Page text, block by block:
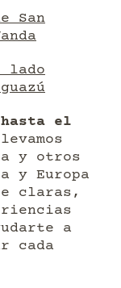
San
lado
el
y otros
y Europa
claras,
a
cada